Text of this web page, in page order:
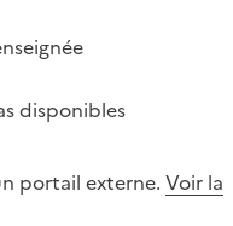
disponibles
portail externe. Voir la